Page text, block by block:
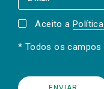
Aceito a
* Todos os campos